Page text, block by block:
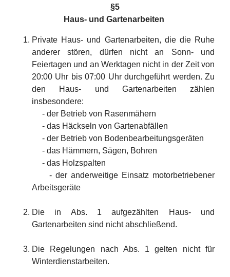
§5
Haus- und Gartenarbeiten
Private Haus- und Gartenarbeiten, die die Ruhe
anderer stören, dürfen nicht an Sonn- und
Feiertagen und an Werktagen nicht in der Zeit von
20:00 Uhr bis 07:00 Uhr durchgeführt werden. Zu
den Haus- und Gartenarbeiten zählen
insbesondere:
- der Betrieb von Rasenmähern
- das Häckseln von Gartenabfällen
- der Betrieb von Bodenbearbeitungsgeräten
- das Hämmern, Sägen, Bohren
- das Holzspalten
- der anderweitige Einsatz motorbetriebener
Arbeitsgeräte
Die in Abs. 1 aufgezählten Haus- und
Gartenarbeiten sind nicht abschließend.
Die Regelungen nach Abs. 1 gelten nicht für
Winterdienstarbeiten.